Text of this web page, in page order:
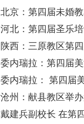
北京：第四届未婚
河北：第四届圣乐
陕西：三原教区第
委内瑞拉：第四届
委内瑞拉： 第四届
沧州：献县教区举
戴建兵副校长 在第